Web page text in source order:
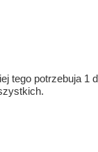
tego potrzebuja 1